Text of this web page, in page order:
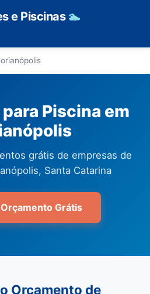
e Piscinas 🏊
Piscina em
grátis de empresas de
Santa Catarina
Grátis
Orçamento de